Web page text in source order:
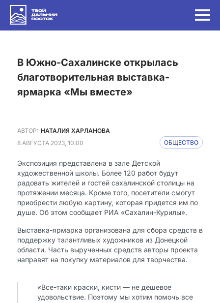
в Южно-Сахалинске открылась
благотворительная выставка-
ярмарка «Мы вместе»
АВТОР: НАТАЛИЯ ХАРЛАНОВА
8 АВГУСТА 2023, 10:00
ОБЩЕСТВО
Экспозиция представлена в зале Детской
художественной школы. Более 120 работ будут
радовать жителей и гостей сахалинской столицы на
протяжении месяца. Кроме того, посетители смогут
приобрести любую картину, которая придется им по
душе. Об этом сообщает РИА «Сахалин-Курилы».
Выставка-ярмарка организована для сбора средств в
поддержку талантливых художников из Донецкой
области. Часть вырученных средств авторы проекта
направят на покупку материалов для творчества.
«Все-таки краски, кисти — не дешевое
удовольствие. Поэтому мы хотим помочь все